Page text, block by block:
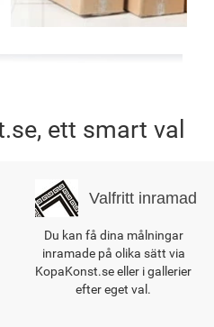
ett smart val
Valfritt inramad
Du kan få dina målningar
inramade på olika sätt via
KopaKonst.se eller i gallerier
efter eget val.